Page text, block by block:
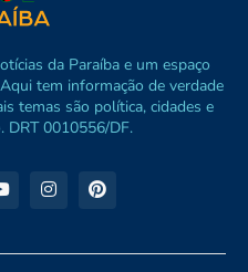
da Paraíba e um espaço
tem informação de verdade
temas são política, cidades e
DRT 0010556/DF.